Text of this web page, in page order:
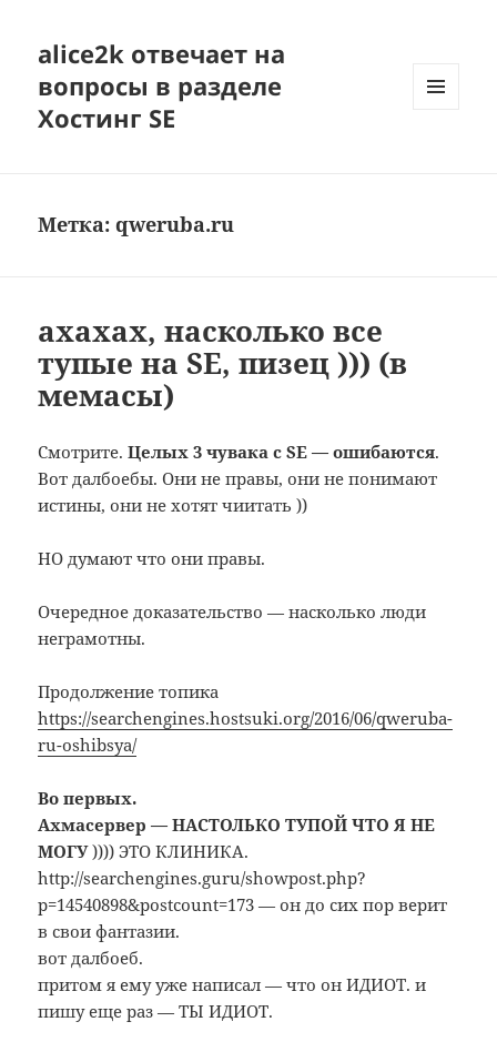
alice2k отвечает на
вопросы в разделе
Хостинг SE
Метка:qweruba.ru
ахахах, насколько все
тупые на SE, пизец ))) (в
мемасы)
Смотрите.Целых 3 чувака с SE — ошибаются.
Вот далбоебы. Они не правы, они не понимают
истины, они не хотят чиитать ))
НО думают что они правы.
Очередное доказательство — насколько люди
неграмотны.
Продолжение топика
https://searchengines.hostsuki.org/2016/06/qweruba-
ru-oshibsya/
Во первых.
Ахмасервер — НАСТОЛЬКО ТУПОЙ ЧТО Я НЕ
МОГУ)))) ЭТО КЛИНИКА.
http://searchengines.guru/showpost.php?
p=14540898&postcount=173 — он до сих пор верит
в свои фантазии.
вот далбоеб.
притом я ему уже написал — что он ИДИОТ. и
пишу еще раз — ТЫ ИДИОТ.